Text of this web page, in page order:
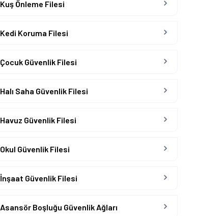
Kuş Önleme Filesi
Kedi Koruma Filesi
Çocuk Güvenlik Filesi
Halı Saha Güvenlik Filesi
Havuz Güvenlik Filesi
Okul Güvenlik Filesi
İnşaat Güvenlik Filesi
Asansör Boşluğu Güvenlik Ağları